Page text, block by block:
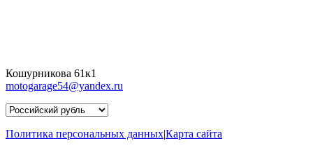
Кошурникова 61к1
motogarage54@yandex.ru
Политика персональных данных|Карта сайта